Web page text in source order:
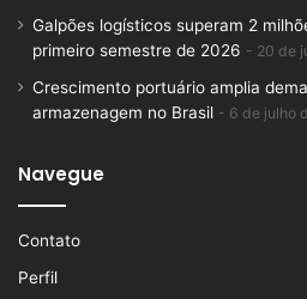
Galpões logísticos superam 2
primeiro semestre de 2026
20 de
Crescimento portuário amplia
armazenagem no Brasil
6 de julho
Navegue
Contato
Perfil